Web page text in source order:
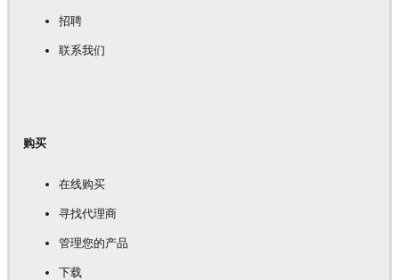
招聘
联系我们
购买
在线购买
寻找代理商
管理您的产品
下载